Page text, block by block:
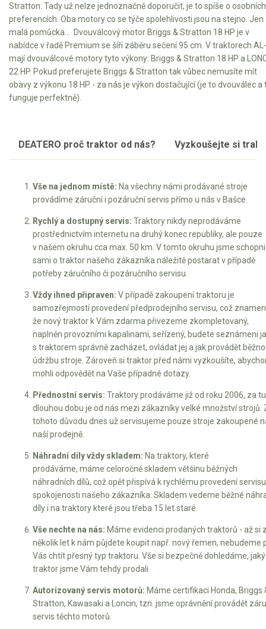
Stratton. Tady už nelze jednoznačně doporučit, je to spíše o osobních
preferencích. Oba motory co se týče spolehlivosti jsou na stejno. Jen
malá pomůcka... Dvouválcový motor Briggs & Stratton 18 HP je v
nabídce v řadě Premium se šíři záběru sečení 95 cm. V traktorech
mají dvouválcové motory tyto výkony: Briggs & Stratton 18 HP a
22 HP. Pokud preferujete Briggs & Stratton tak vůbec nemusíte mít
obavy z výkonu 18 HP - za nás je výkon dostačující (je to dvouválec a
funguje perfektně).
DEATERO proč traktor od nás? Vyzkoušejte si
Vše na jednom místě: Na všechny námi prodávané stroje
provádíme záruční i pozáruční servis přímo u nás v Bašce.
Rychlý a dostupný servis: Traktory nikdy neprodáváme
prostřednictvím internetu na druhý konec republiky, ale pouze
v našem okruhu cca max. 50 km. V tomto okruhu jsme
sami o traktor našeho zákazníka náležitě postarat v případě
potřeby záručního či pozáručního servisu.
Vždy ihned připraven: V případě zakoupení traktoru je
samozřejmostí provedení předprodejního servisu, což
že nový traktor k Vám zdarma přivezeme zkompletovaný,
naplněn provozními kapalinami, seřízený, budete seznámeni
s traktorem správně zacházet, ovládat jej a jak provádět
údržbu stroje. Zároveň si traktor před námi vyzkoušíte,
mohli odpovědět na Vaše případné dotazy.
Přednostní servis: Traktory prodáváme již od roku 2006, za
dlouhou dobu je od nás mezi zákazníky velké množství strojů.
tohoto důvodu dnes už servisujeme pouze stroje zakoupené
naší prodejně.
Náhradní díly vždy skladem: Na traktory, které
prodáváme, máme celoročně skladem většinu běžných
náhradních dílů, což opět přispívá k rychlému provedení
spokojenosti našeho zákazníka. Skladem vedeme běžné
díly i na traktory které jsou třeba 15 let staré.
Vše nechte na nás: Máme evidenci prodaných traktorů - až si
několik let k nám půjdete koupit např. nový řemen, nebudeme
Vás chtít přesný typ traktoru. Vše si bezpečně dohledáme, jaký
traktor jsme Vám tehdy prodali.
Autorizovaný servis motorů: Máme certifikaci Honda, Briggs
Stratton, Kawasaki a Loncin, tzn. jsme oprávnění provádět
servis těchto motorů.